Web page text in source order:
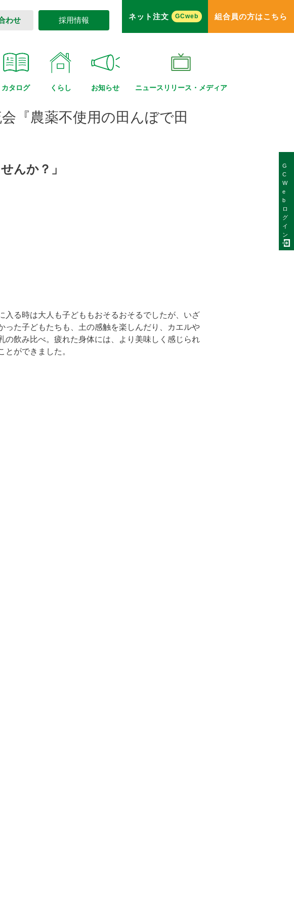
わせ 採用情報
カタログ くらし お知らせ ニュースリリース・ メディア
ネット注文 GCweb 組合員の方はこちら
G
C
W
e
b
ロ
グ
イ
ン
『農薬不使用の田んぼで田
んか？」
る時は大人も子どももおそるおそるでしたが、いざ
た子どもたちも、土の感触を楽しんだり、カエルや
飲み比べ。疲れた身体には、より美味しく感じられ
ができました。